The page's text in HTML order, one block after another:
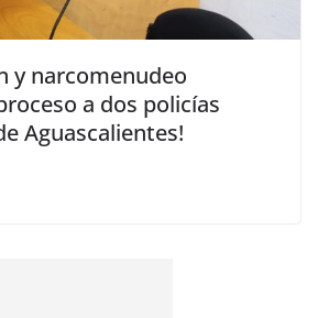
y narcomenudeo
a dos policías
Aguascalientes!